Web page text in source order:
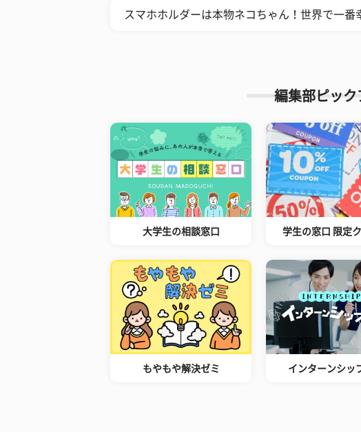
スマホホルダーは本物ネコちゃん！世界で一番
編集部ピック
大学生の相談窓口 学生の窓口 限定
もやもや解決ゼミ インターンシッ